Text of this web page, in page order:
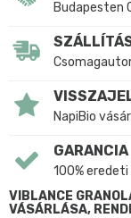
Budapesten
NapiBio
GARANCIA
100%
VIBLANCE
VÁSÁRLÁSA,